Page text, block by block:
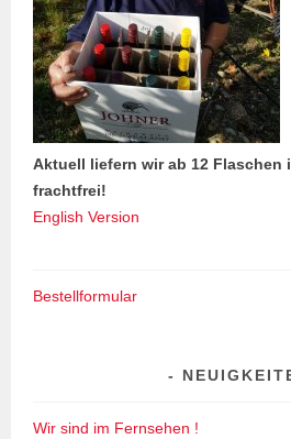
Aktuell liefern wir ab 12 Flaschen
frachtfrei!
English Version
Bestellformular
Wir sind im Fernsehen !